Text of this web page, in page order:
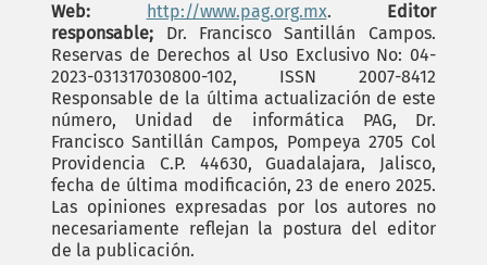
Web:
http://www.pag.org.mx.
Editor
responsable; Dr. Francisco Santillán Campos.
Reservas de Derechos al Uso Exclusivo No: 04-
2023-031317030800-102, ISSN 2007-8412
Responsable de la última actualización de este
número, Unidad de informática PAG, Dr.
Francisco Santillán Campos, Pompeya 2705 Col
Providencia C.P. 44630, Guadalajara, Jalisco,
fecha de última modificación, 23 de enero 2025.
Las opiniones expresadas por los autores no
necesariamente reflejan la postura del editor
de la publicación.